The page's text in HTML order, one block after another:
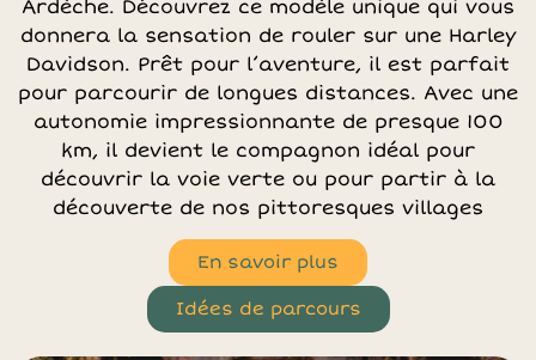
Ardèche. Découvrez ce modèle unique qui vous
donnera la sensation de rouler sur une Harley
Davidson. Prêt pour l’aventure, il est parfait
pour parcourir de longues distances. Avec une
autonomie impressionnante de presque 100
km, il devient le compagnon idéal pour
découvrir la voie verte ou pour partir à la
découverte de nos pittoresques villages
En savoir plus
Idées de parcours